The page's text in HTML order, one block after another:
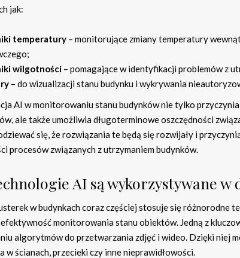
jak:
temperatury – monitorujące zmiany temperatury
wilgotności – pomagające w identyfikacji problemów z
– do wizualizacji stanu budynku i wykrywania
AI w monitorowaniu stanu budynków nie tylko
ale także umożliwia długoterminowe oszczędności
się, że rozwiązania te będą się rozwijały i
procesów związanych z utrzymaniem budynków.
AI są wykorzystywane w
w budynkach coraz częściej stosuje się różnorodne
monitorowania stanu obiektów. Jedną z
algorytmów do przetwarzania zdjęć i wideo. Dzięki niej
w ścianach, przecieki czy inne nieprawidłowości.